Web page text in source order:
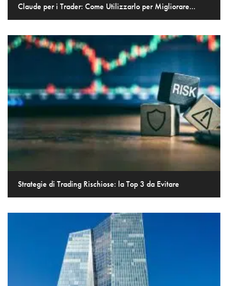
Claude per i Trader: Come Utilizzarlo per Migliorare...
Strategie di Trading Rischiose: la Top 3 da Evitare